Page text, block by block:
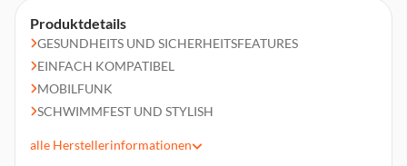
Produktdetails
GESUNDHEITS UND SICHERHEITSFEATURES
EINFACH KOMPATIBEL
MOBILFUNK
SCHWIMMFEST UND STYLISH
alle Herstellerinformationen